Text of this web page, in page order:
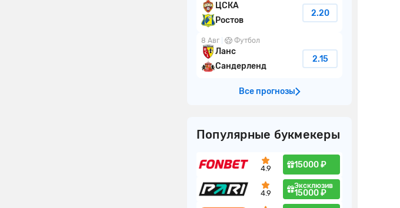
ЦСКА
Ростов
2.20
8 Авг Футбол
Ланс
Сандерленд
2.15
Все прогнозы
Популярные букмекеры
4.9 15000 ₽
4.9
Эксклюзив
15000 ₽